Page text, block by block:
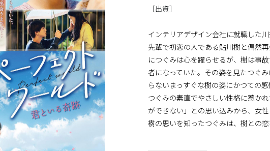
［出資］
インテリアデザイン会社に就職した
先輩で初恋の人である鮎川樹と偶然
につぐみは心を躍らせるが、樹は事
者になっていた。その姿を見たつぐ
らないまっすぐな樹の姿にかつての
つぐみの素直でやさしい性格に惹か
ができない」との思い込みから、女
樹の思いを知ったつぐみは、樹との